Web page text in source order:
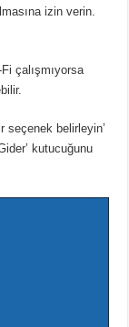
izin verin.
çalışmıyorsa
seçenek belirleyin’
kutucuğunu